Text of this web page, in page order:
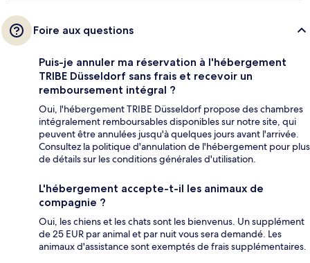
Foire aux questions
Puis-je annuler ma réservation à l'hébergement
TRIBE Düsseldorf sans frais et recevoir un
remboursement intégral ?
Oui, l'hébergement TRIBE Düsseldorf propose des chambres
intégralement remboursables disponibles sur notre site, qui
peuvent être annulées jusqu'à quelques jours avant l'arrivée.
Consultez la politique d'annulation de l'hébergement pour plus
de détails sur les conditions générales d'utilisation.
L'hébergement accepte-t-il les animaux de
compagnie ?
Oui, les chiens et les chats sont les bienvenus. Un supplément
de 25 EUR par animal et par nuit vous sera demandé. Les
animaux d'assistance sont exemptés de frais supplémentaires.